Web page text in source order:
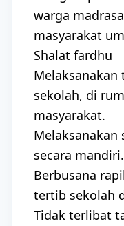
warga
masyarakat
Shalat fardhu
Melaksanakan
sekolah, di
masyarakat.
Melaksanakan
secara mandiri.
Berbusana
tertib sekolah
Tidak terlibat